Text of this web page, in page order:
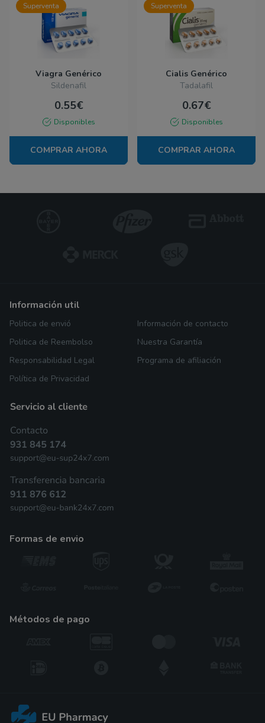
Superventa
Viagra Genérico
Sildenafil
0.55€
Disponibles
COMPRAR AHORA
Superventa
Cialis Genérico
Tadalafil
0.67€
Disponibles
COMPRAR AHORA
información util
Politica de envió
Politica de Reembolso
Responsabilidad Legal
Política de Privacidad
Información de contacto
Nuestra Garantía
Programa de afiliación
formas de envio
métodos de pago